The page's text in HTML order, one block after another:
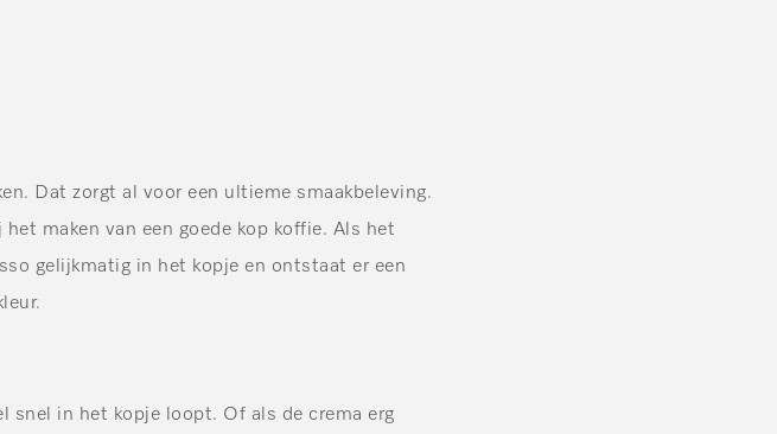
Dat zorgt al voor een ultieme smaakbeleving.
maken van een goede kop koffie. Als het
gelijkmatig in het kopje en ontstaat er een
snel in het kopje loopt. Of als de crema erg